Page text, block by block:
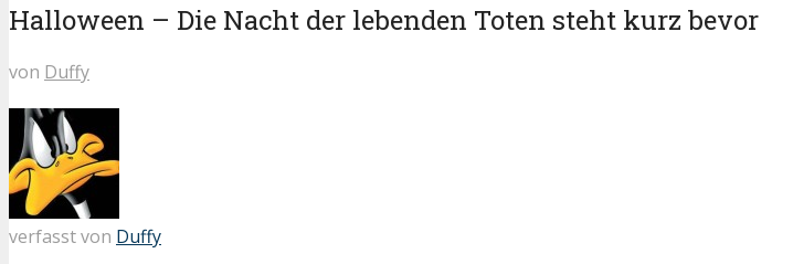
Halloween – Die Nacht der lebenden Toten steht kurz bevor
von Duffy
verfasst von Duffy